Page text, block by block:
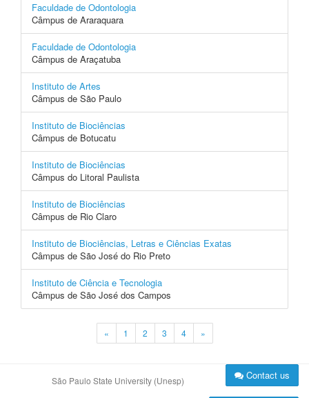
Faculdade de Odontologia
Câmpus de Araraquara
Faculdade de Odontologia
Câmpus de Araçatuba
Instituto de Artes
Câmpus de São Paulo
Instituto de Biociências
Câmpus de Botucatu
Instituto de Biociências
Câmpus do Litoral Paulista
Instituto de Biociências
Câmpus de Rio Claro
Instituto de Biociências, Letras e Ciências Exatas
Câmpus de São José do Rio Preto
Instituto de Ciência e Tecnologia
Câmpus de São José dos Campos
« 1 2 3 4 »
São Paulo State University (Unesp) Contact us